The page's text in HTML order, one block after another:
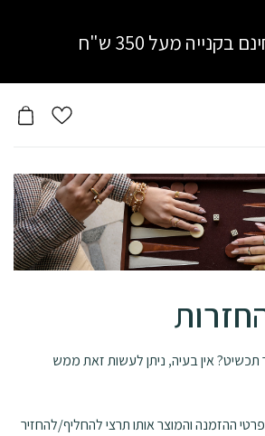
בקנייה מעל 350 ש"ח
תכשיט? אין בעיה, ניתן לעשות זאת ממש
ההזמנה והמוצר אותו תרצי להחליף/להחזיר